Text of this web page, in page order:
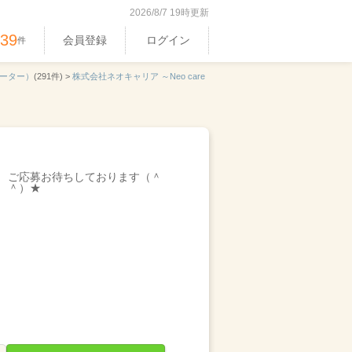
2026/8/7 19時更新
件 会員登録 ログイン
ター） (291件) > 株式会社ネオキャリア ～Neo care
ご応募お待ちしております（＾
＾）★